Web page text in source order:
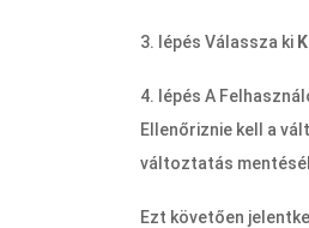
3. lépés Válassza ki
4. lépés A
Ellenőriznie kell a
változtatás
Ezt követően